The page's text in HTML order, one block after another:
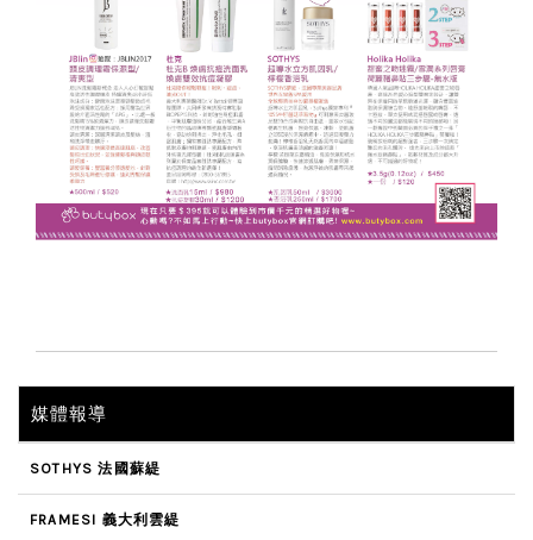
媒體報導
SOTHYS 法國蘇緹
FRAMESI 義大利雲緹